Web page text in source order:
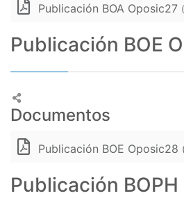
Publicación BOA Oposic27
Publicación BOE
Documentos
Publicación BOE Oposic28
Publicación